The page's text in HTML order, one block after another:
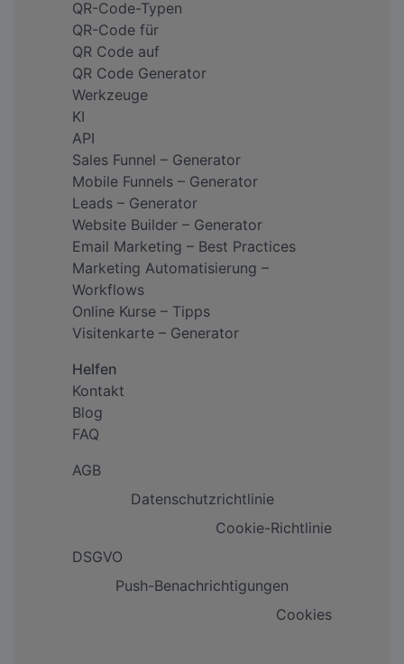
QR-Code-Typen
QR-Code für
QR Code auf
QR Code Generator
Werkzeuge
KI
API
Sales Funnel – Generator
Mobile Funnels – Generator
Leads – Generator
Website Builder – Generator
Email Marketing – Best Practices
Marketing Automatisierung –
Workflows
Online Kurse – Tipps
Visitenkarte – Generator
Helfen
Kontakt
Blog
FAQ
AGB
Datenschutzrichtlinie
Cookie-Richtlinie
DSGVO
Push-Benachrichtigungen
Cookies